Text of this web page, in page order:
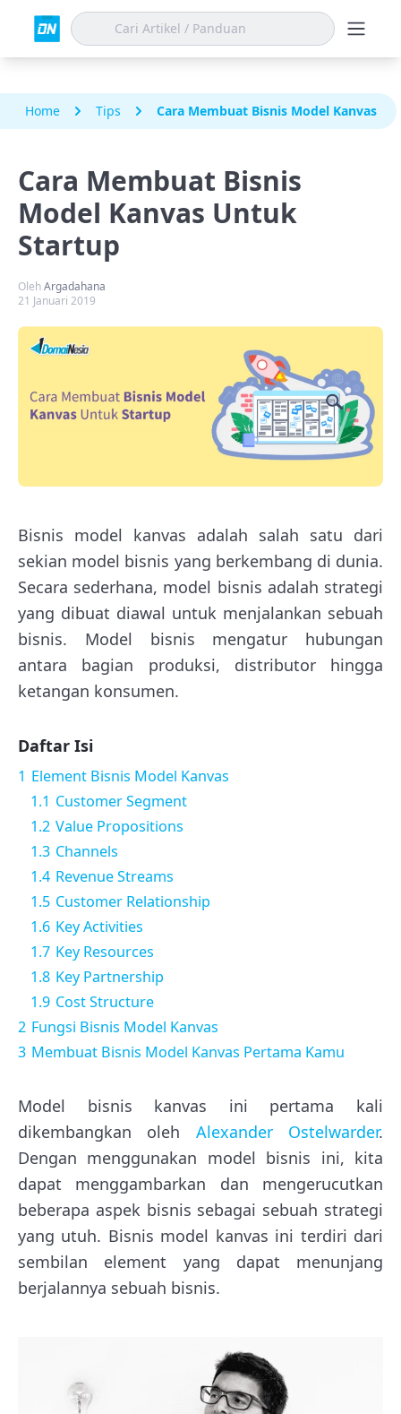
Home Tips Cara Membuat Bisnis Model Kanvas
Cara Membuat Bisnis
Model Kanvas Untuk
Startup
OlehArgadahana
21 Januari 2019
Bisnis model kanvas adalah salah satu dari
sekian model bisnis yang berkembang di dunia.
Secara sederhana, model bisnis adalah strategi
yang dibuat diawal untuk menjalankan sebuah
bisnis. Model bisnis mengatur hubungan
antara bagian produksi, distributor hingga
ketangan konsumen.
Daftar Isi
1 Element Bisnis Model Kanvas
1.1 Customer Segment
1.2 Value Propositions
1.3 Channels
1.4 Revenue Streams
1.5 Customer Relationship
1.6 Key Activities
1.7 Key Resources
1.8 Key Partnership
1.9 Cost Structure
2 Fungsi Bisnis Model Kanvas
3 Membuat Bisnis Model Kanvas Pertama Kamu
Model bisnis kanvas ini pertama kali
dikembangkan oleh Alexander Ostelwarder.
Dengan menggunakan model bisnis ini, kita
dapat menggambarkan dan mengerucutkan
beberapa aspek bisnis sebagai sebuah strategi
yang utuh. Bisnis model kanvas ini terdiri dari
sembilan element yang dapat menunjang
berjalannya sebuah bisnis.